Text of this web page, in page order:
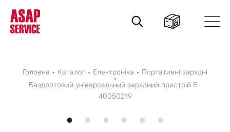
Пошук
товарів
Головна Каталог Електроніка
Портативні зарядні
Бездротовий універсальний зарядний пристрій B-
40050219